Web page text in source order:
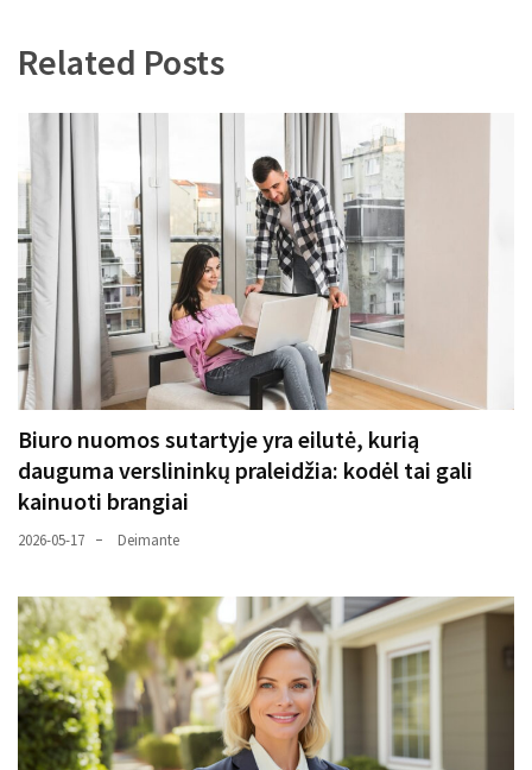
Related Posts
Biuro nuomos sutartyje yra eilutė, kurią
dauguma verslininkų praleidžia: kodėl tai gali
kainuoti brangiai
2026-05-17 Deimante